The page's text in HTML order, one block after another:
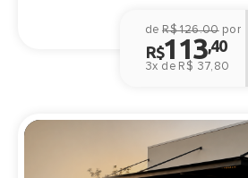
deR$ 126.00por
R$113,40
3x de R$ 37,80